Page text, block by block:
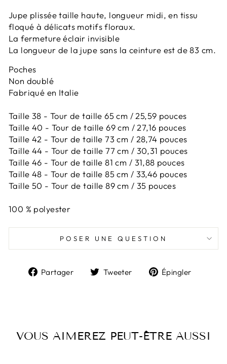
Jupe plissée taille haute, longueur midi, en tissu
floqué à délicats motifs floraux.
La fermeture éclair invisible
La longueur de la jupe sans la ceinture est de 83 cm.
Poches
Non doublé
Fabriqué en Italie
Taille 38 - Tour de taille 65 cm / 25,59 pouces
Taille 40 - Tour de taille 69 cm / 27,16 pouces
Taille 42 - Tour de taille 73 cm / 28,74 pouces
Taille 44 - Tour de taille 77 cm / 30,31 pouces
Taille 46 - Tour de taille 81 cm / 31,88 pouces
Taille 48 - Tour de taille 85 cm / 33,46 pouces
Taille 50 - Tour de taille 89 cm / 35 pouces
100 % polyester
POSER UNE QUESTION
Partager
PartagerTweeter
TweeterÉpingler
VOUS AIMEREZ PEUT-ÊTRE AUSSI